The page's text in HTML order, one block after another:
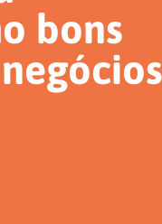
bons